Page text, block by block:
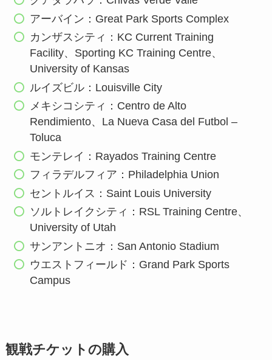
アーバイン：Great Park Sports Complex
カンザスシティ：KC Current Training
Facility、Sporting KC Training Centre、
University of Kansas
ルイズビル：Louisville City
メキシコシティ：Centro de Alto
Rendimiento、La Nueva Casa del Futbol –
Toluca
モンテレイ：Rayados Training Centre
フィラデルフィア：Philadelphia Union
セントルイス：Saint Louis University
ソルトレイクシティ：RSL Training Centre、
University of Utah
サンアントニオ：San Antonio Stadium
ウエストフィールド：Grand Park Sports
Campus
観戦チケットの購入